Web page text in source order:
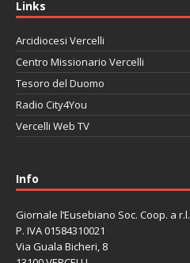
Links
Arcidiocesi Vercelli
Centro Missionario Vercelli
Tesoro del Duomo
Radio City4You
Vercelli Web TV
Info
Giornale l’Eusebiano Soc. Coop. a r.l.
P. IVA 01584310021
Via Guala Bicheri, 8